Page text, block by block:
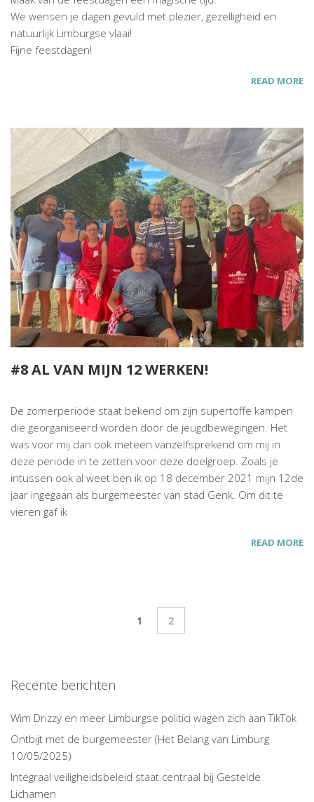
We wensen je dagen gevuld met plezier, gezelligheid en
natuurlijk Limburgse vlaai!
Fijne feestdagen!
READ MORE
#8 AL VAN MIJN 12 WERKEN!
De zomerperiode staat bekend om zijn supertoffe kampen
die georganiseerd worden door de jeugdbewegingen. Het
was voor mij dan ook meteen vanzelfsprekend om mij in
deze periode in te zetten voor deze doelgroep. Zoals je
intussen ook al weet ben ik op 18 december 2021 mijn 12de
jaar ingegaan als burgemeester van stad Genk. Om dit te
vieren gaf ik
READ MORE
1 2
Recente berichten
Wim Drizzy en meer Limburgse politici wagen zich aan TikTok
Ontbijt met de burgemeester (Het Belang van Limburg
10/05/2025)
Integraal veiligheidsbeleid staat centraal bij Gestelde
Lichamen